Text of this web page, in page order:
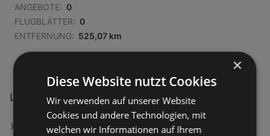
ANGEBOTE: 0
FLUGBLÄTTER: 0
ENTFERNUNG: 525,07 km
Lagerhaus Filialen in:
Lagerhaus in Drasenhofen
×
Diese Website nutzt Cookies
Wir verwenden auf unserer Website
Cookies und andere Technologien, mit
welchen wir Informationen auf Ihrem